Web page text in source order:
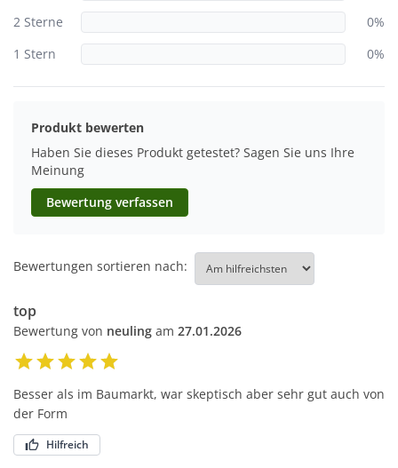
2 Sterne
0%
1 Stern
0%
Produkt bewerten
Haben Sie dieses Produkt getestet? Sagen Sie uns Ihre
Meinung
Bewertung verfassen
Bewertungen sortieren nach:
top
Bewertung von neuling am 27.01.2026
Besser als im Baumarkt, war skeptisch aber sehr gut auch von
der Form
Hilfreich